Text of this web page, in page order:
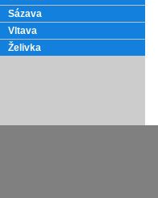
Sázava
Vltava
Želivka